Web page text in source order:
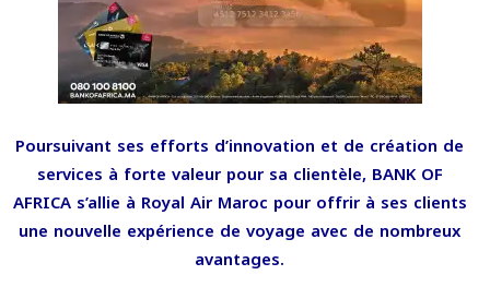
Poursuivant ses efforts d’innovation et de création de
services à forte valeur pour sa clientèle, BANK OF
AFRICA s’allie à Royal Air Maroc pour offrir à ses clients
une nouvelle expérience de voyage avec de nombreux
avantages.